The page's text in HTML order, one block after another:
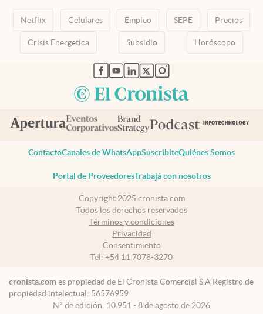
Netflix Celulares Empleo SEPE Precios
Crisis Energetica Subsidio Horóscopo
abre en nueva pestaña
abre en nueva pestaña
abre en nueva pestaña
abre en nueva pestaña
abre en nueva pestaña
ContactoCanales de WhatsAppSuscribiteQuiénes Somos
Portal de ProveedoresTrabajá con nosotros
Copyright 2025 cronista.com
Todos los derechos reservados
Términos y condiciones
Privacidad
Consentimiento
Tel: +54 11 7078-3270
cronista.com es propiedad de El Cronista Comercial S.A Registro de
propiedad intelectual: 56576959
N° de edición: 10.951 - 8 de agosto de 2026